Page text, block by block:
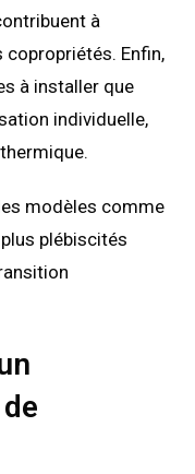
à
copropriétés. Enfin,
à installer que
individuelle,
modèles comme
plébiscités